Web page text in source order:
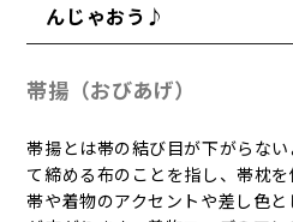
んじゃおう♪
帯揚（おびあげ）
帯揚とは帯の結び目が下がらな
て締める布のことを指し、帯枕
帯や着物のアクセントや差し色